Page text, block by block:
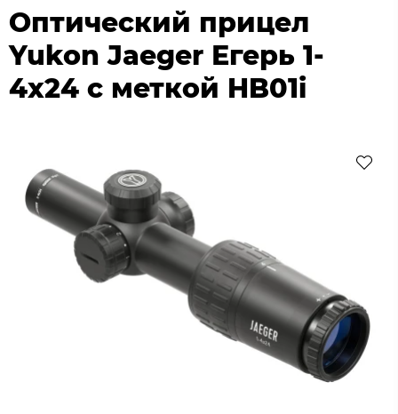
Оптический прицел
Yukon Jaeger Егерь 1-
4х24 с меткой HB01i